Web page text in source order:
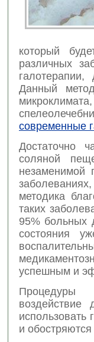
который
различных
Данный
современные
Достаточно
соляной
незаменимой
методика
таких
95% больных
состояния
успешным и
Процедуры
воздействие
использовать
и